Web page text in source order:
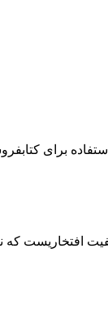
و باکیفیت